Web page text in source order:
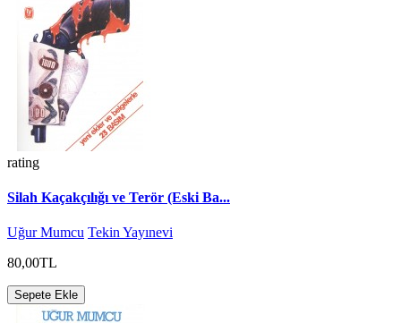
rating
Silah Kaçakçılığı ve Terör (Eski Ba...
Uğur Mumcu Tekin Yayınevi
80,00TL
Sepete Ekle